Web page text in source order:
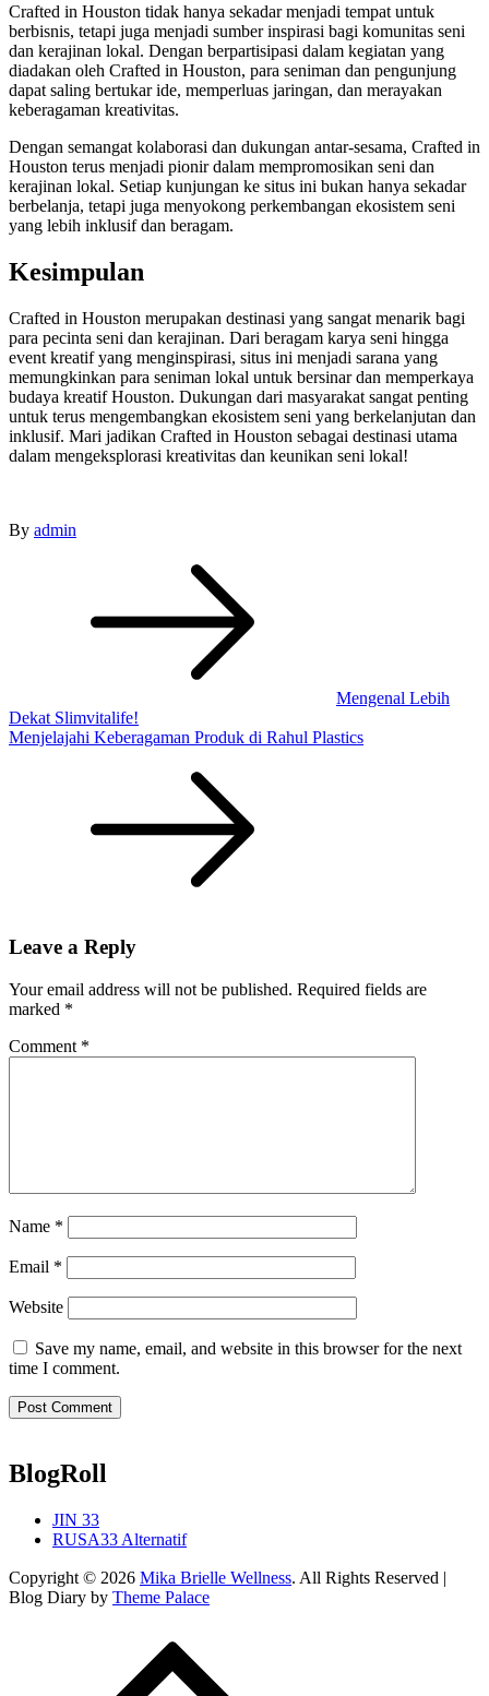
Crafted in Houston tidak hanya sekadar menjadi tempat untuk
berbisnis, tetapi juga menjadi sumber inspirasi bagi komunitas seni
dan kerajinan lokal. Dengan berpartisipasi dalam kegiatan yang
diadakan oleh Crafted in Houston, para seniman dan pengunjung
dapat saling bertukar ide, memperluas jaringan, dan merayakan
keberagaman kreativitas.
Dengan semangat kolaborasi dan dukungan antar-sesama, Crafted in
Houston terus menjadi pionir dalam mempromosikan seni dan
kerajinan lokal. Setiap kunjungan ke situs ini bukan hanya sekadar
berbelanja, tetapi juga menyokong perkembangan ekosistem seni
yang lebih inklusif dan beragam.
Kesimpulan
Crafted in Houston merupakan destinasi yang sangat menarik bagi
para pecinta seni dan kerajinan. Dari beragam karya seni hingga
event kreatif yang menginspirasi, situs ini menjadi sarana yang
memungkinkan para seniman lokal untuk bersinar dan memperkaya
budaya kreatif Houston. Dukungan dari masyarakat sangat penting
untuk terus mengembangkan ekosistem seni yang berkelanjutan dan
inklusif. Mari jadikan Crafted in Houston sebagai destinasi utama
dalam mengeksplorasi kreativitas dan keunikan seni lokal!
By admin
Mengenal Lebih
Dekat Slimvitalife!
Menjelajahi Keberagaman Produk di Rahul Plastics
Leave a Reply
Your email address will not be published. Required fields are
marked *
Comment *
Name *
Email *
Website
Save my name, email, and website in this browser for the next
time I comment.
BlogRoll
JIN 33
RUSA33 Alternatif
Copyright © 2026 Mika Brielle Wellness. All Rights Reserved |
Blog Diary by Theme Palace